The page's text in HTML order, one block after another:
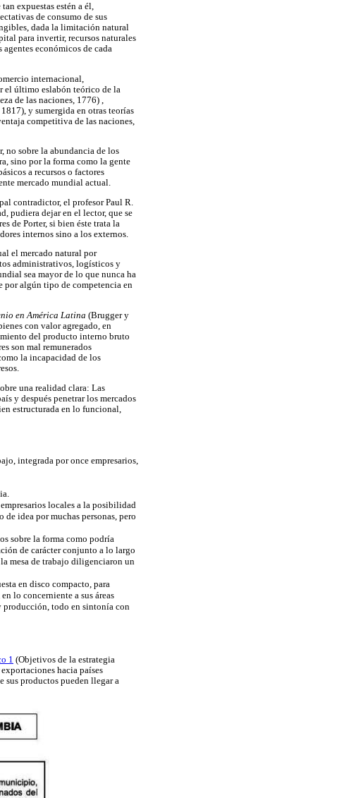
expuestas estén a él,
de consumo de sus
dada la limitación natural
para invertir, recursos naturales
económicos de cada
internacional,
el último eslabón teórico de la
de las naciones, 1776) ,
y sumergida en otras teorías
competitiva de las naciones,
no sobre la abundancia de los
sino por la forma como la gente
a recursos o factores
mercado mundial actual.
contradictor, el profesor Paul R.
pudiera dejar en el lector, que se
de Porter, si bien éste trata la
internos sino a los externos.
el mercado natural por
administrativos, logísticos y
sea mayor de lo que nunca ha
por algún tipo de competencia en
en América Latina (Brugger y
con valor agregado, en
del producto interno bruto
son mal remunerados
la incapacidad de los
una realidad clara: Las
y después penetrar los mercados
estructurada en lo funcional,
integrada por once empresarios,
locales a la posibilidad
idea por muchas personas, pero
sobre la forma como podría
de carácter conjunto a lo largo
mesa de trabajo diligenciaron un
en disco compacto, para
lo concerniente a sus áreas
producción, todo en sintonía con
1 (Objetivos de la estrategia
hacia países
sus productos pueden llegar a